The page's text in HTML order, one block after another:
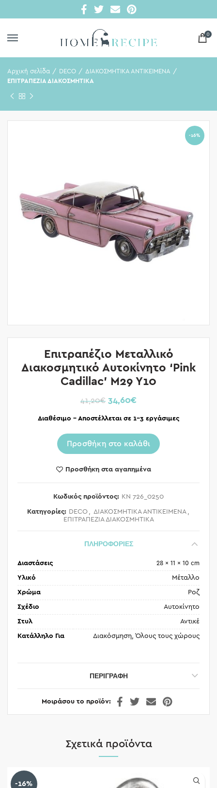
0
Αρχική σελίδα DECO
ΔΙΑΚΟΣΜΗΤΙΚΑ ΑΝΤΙΚΕΙΜΕΝΑ
ΕΠΙΤΡΑΠΕΖΙΑ ΔΙΑΚΟΣΜΗΤΙΚΑ
-16%
Επιτραπέζιο Μεταλλικό
Διακοσμητικό Αυτοκίνητο ‘Pink
Cadillac’ Μ29 Υ10
41,20€ 34,60€
Διαθέσιμο – Αποστέλλεται σε 1-3 εργάσιμες
Προσθήκη στο καλάθι
Προσθήκη στα αγαπημένα
Κωδικός προϊόντος: KN 726_0250
Κατηγορίες: DECO , ΔΙΑΚΟΣΜΗΤΙΚΑ ΑΝΤΙΚΕΙΜΕΝΑ ,
ΕΠΙΤΡΑΠΕΖΙΑ ΔΙΑΚΟΣΜΗΤΙΚΑ
ΠΛΗΡΟΦΟΡΙΕΣ
Διαστάσεις 28 × 11 × 10 cm
Υλικό Μέταλλο
Χρώμα Ροζ
Σχέδιο Αυτοκίνητο
Στυλ Αντικέ
Κατάλληλο Για Διακόσμηση, Όλους τους χώρους
ΠΕΡΙΓΡΑΦΉ
Μοιράσου το προϊόν
Σχετικά προϊόντα
-16%